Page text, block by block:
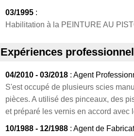
03/1995 :
Habilitation à la PEINTURE AU
Expériences
04/2010 - 03/2018 : Agent
S'est occupé de plusieurs scies
pièces. A utilisé des pinceaux, des
et préparé les vernis en accord avec
10/1988 - 12/1988 : Agent de